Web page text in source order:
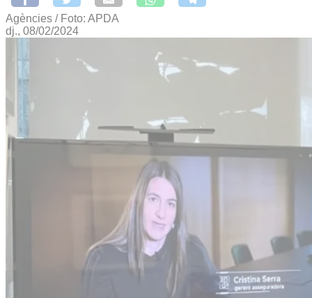
Agències / Foto: APDA
dj., 08/02/2024